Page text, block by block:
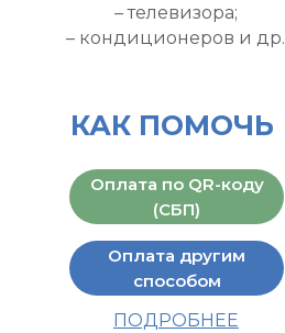
– телевизора;
– кондиционеров и др.
КАК ПОМОЧЬ
ПОДРОБНЕЕ
Оплата другим
способом
Оплата по QR-коду
(СБП)